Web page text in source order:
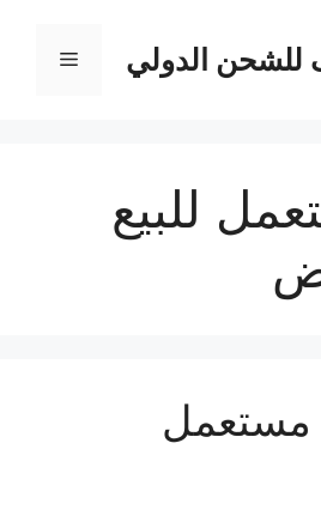
الدولي القائمة
للبيع
مستعمل